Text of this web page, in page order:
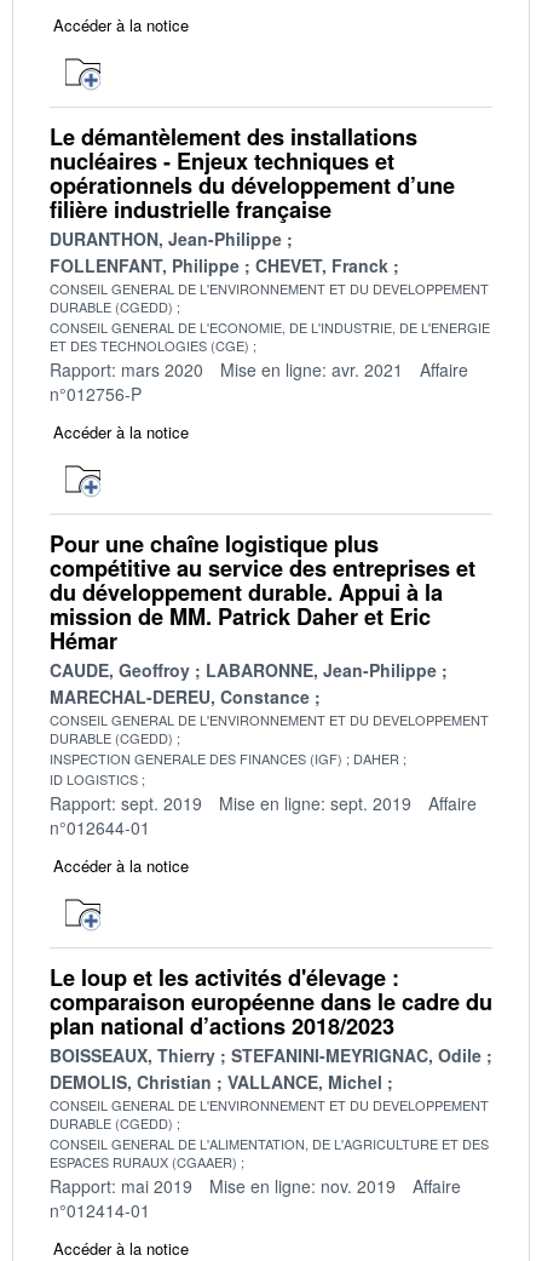
Accéder à la notice
Le démantèlement des installations
nucléaires - Enjeux techniques et
opérationnels du développement d’une
filière industrielle française
DURANTHON, Jean-Philippe
FOLLENFANT, Philippe
CHEVET, Franck
CONSEIL GENERAL DE L'ENVIRONNEMENT ET DU DEVELOPPEMENT
DURABLE (CGEDD)
CONSEIL GENERAL DE L'ECONOMIE, DE L'INDUSTRIE, DE L'ENERGIE
ET DES TECHNOLOGIES (CGE)
Rapport: mars 2020 Mise en ligne: avr. 2021
Affaire
n°012756-P
Accéder à la notice
Pour une chaîne logistique plus
compétitive au service des entreprises et
du développement durable. Appui à la
mission de MM. Patrick Daher et Eric
Hémar
CAUDE, Geoffroy
LABARONNE, Jean-Philippe
MARECHAL-DEREU, Constance
CONSEIL GENERAL DE L'ENVIRONNEMENT ET DU DEVELOPPEMENT
DURABLE (CGEDD)
INSPECTION GENERALE DES FINANCES (IGF)
DAHER
ID LOGISTICS
Rapport: sept. 2019 Mise en ligne: sept. 2019
Affaire
n°012644-01
Accéder à la notice
Le loup et les activités d'élevage :
comparaison européenne dans le cadre du
plan national d’actions 2018/2023
BOISSEAUX, Thierry
STEFANINI-MEYRIGNAC, Odile
DEMOLIS, Christian
VALLANCE, Michel
CONSEIL GENERAL DE L'ENVIRONNEMENT ET DU DEVELOPPEMENT
DURABLE (CGEDD)
CONSEIL GENERAL DE L'ALIMENTATION, DE L'AGRICULTURE ET DES
ESPACES RURAUX (CGAAER)
Rapport: mai 2019 Mise en ligne: nov. 2019
Affaire
n°012414-01
Accéder à la notice